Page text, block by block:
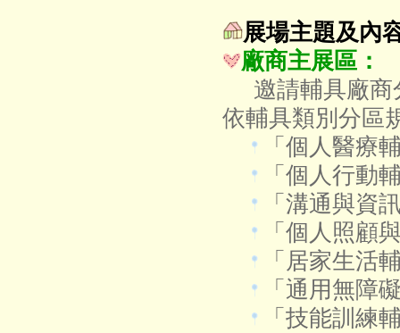
展場主題及內
廠商主展區：
邀請輔具廠商
依輔具類別分區
「個人醫療
「個人行動
「溝通與資
「個人照顧
「居家生活
「通用無障
「技能訓練